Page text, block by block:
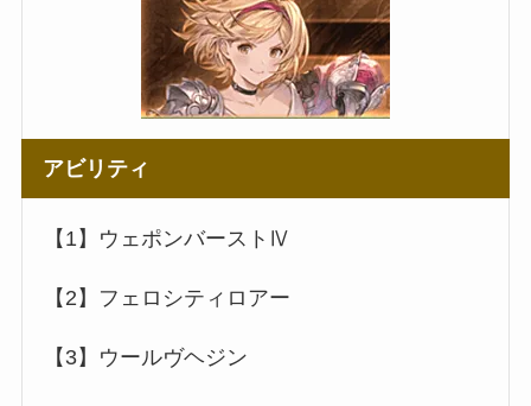
アビリティ
【1】ウェポンバーストⅣ
【2】フェロシティロアー
【3】ウールヴヘジン